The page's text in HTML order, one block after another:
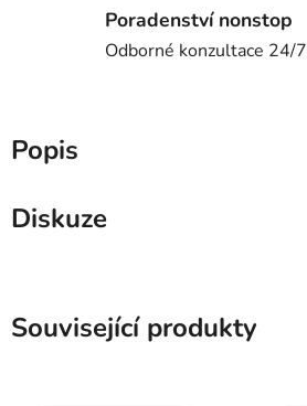
Poradenství nonstop
Odborné konzultace 24/7
Popis
Diskuze
Související produkty